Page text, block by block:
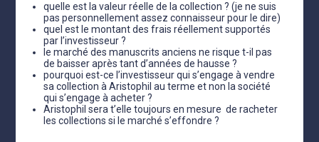
quelle est la valeur réelle de la collection ? (je ne suis
pas personnellement assez connaisseur pour le dire)
quel est le montant des frais réellement supportés
par l’investisseur ?
le marché des manuscrits anciens ne risque t-il pas
de baisser après tant d’années de hausse ?
pourquoi est-ce l’investisseur qui s’engage à vendre
sa collection à Aristophil au terme et non la société
qui s’engage à acheter ?
Aristophil sera t’elle toujours en mesure de racheter
les collections si le marché s’effondre ?